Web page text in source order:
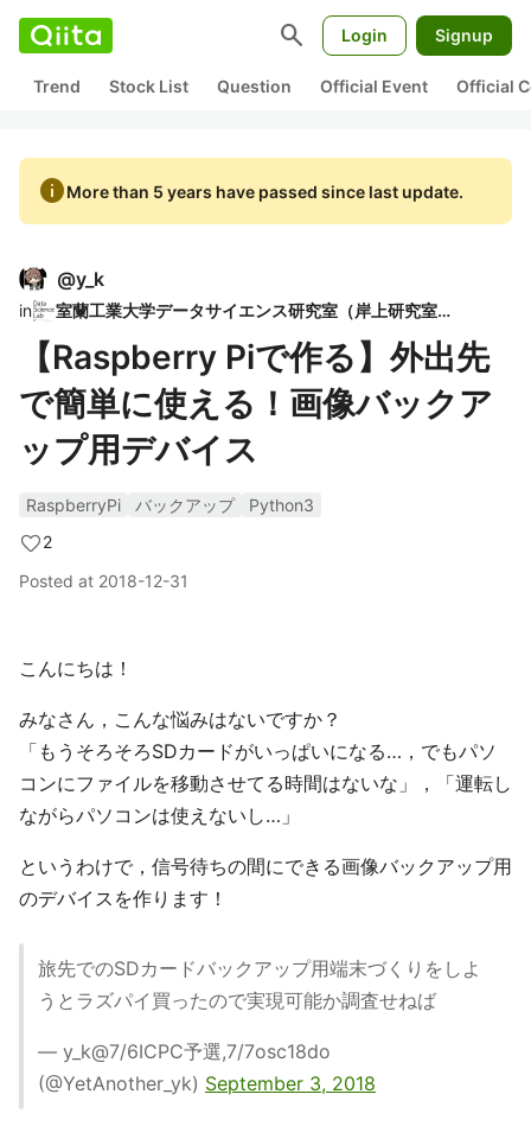
search Login Signup
Trend Stock List Question Official Event Official
infoMore than 5 years have passed since last update.
@y_k
in 室蘭工業大学データサイエンス研究室（岸上研究室）
【Raspberry Piで作る】外出先
で簡単に使える！画像バックア
ップ用デバイス
RaspberryPi バックアップ
Python3
2
Posted at 2018-12-31
こんにちは！
みなさん，こんな悩みはないですか？
「もうそろそろSDカードがいっぱいになる…，でもパソ
コンにファイルを移動させてる時間はないな」，「運転し
ながらパソコンは使えないし…」
というわけで，信号待ちの間にできる画像バックアップ用
のデバイスを作ります！
旅先でのSDカードバックアップ用端末づくりをしよ
うとラズパイ買ったので実現可能か調査せねば
— y_k@7/6ICPC予選,7/7osc18do
(@YetAnother_yk) September 3, 2018